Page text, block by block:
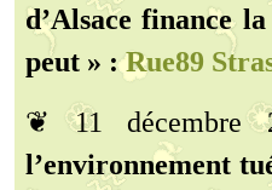
d’Alsace finance
peut » :Rue89
❦ 11
l’environnement